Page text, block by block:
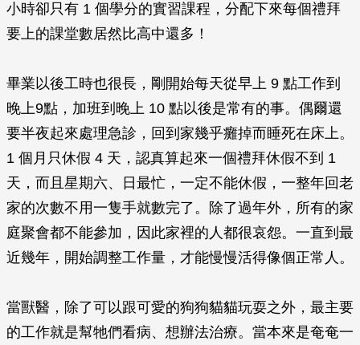
小時卻只有 1 個學分的實習課程，分配下來每個禮拜
要上的課堂數居然比高中還多！
畢業以後工時也很長，剛開始每天從早上 9 點工作到
晚上9點，加班到晚上 10 點以後是常有的事。偶爾還
要半夜起來處理急診，回到家幾乎癱掉而睡死在床上。
1 個月只休假 4 天，認真算起來一個禮拜休假不到 1
天，而且星期六、日最忙，一定不能休假，一整年回老
家的次數不用一隻手就數完了。除了過年外，所有的家
庭聚會都不能參加，因此家裡的人都很哀怨。一直到最
近幾年，開始調整工作量，才能慢慢活得像個正常人。
當獸醫，除了可以跟可愛的狗狗貓貓玩耍之外，最主要
的工作就是幫牠們看病、想辦法治療。當本來是奄奄一